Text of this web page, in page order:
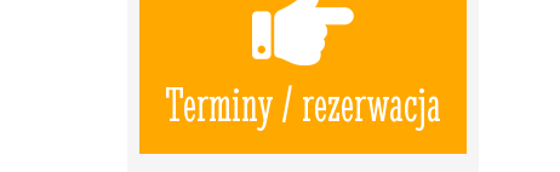
Terminy / rezerwacja